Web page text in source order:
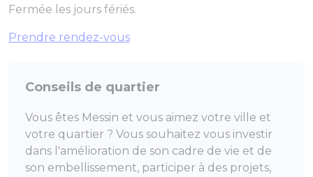
Fermée les jours fériés.
Prendre rendez-vous
Conseils de quartier
Vous êtes Messin et vous aimez votre ville et
votre quartier ? Vous souhaitez vous investir
dans l'amélioration de son cadre de vie et de
son embellissement, participer à des projets,